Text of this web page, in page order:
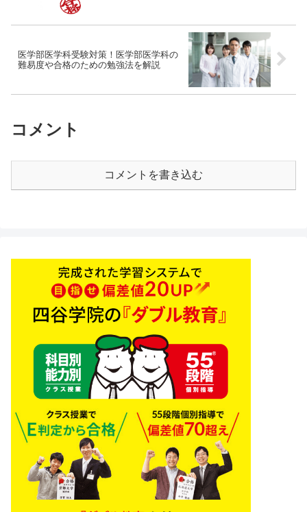
医学部医学科受験対策！医学部医学科の
難易度や合格のための勉強法を解説
コメント
コメントを書き込む